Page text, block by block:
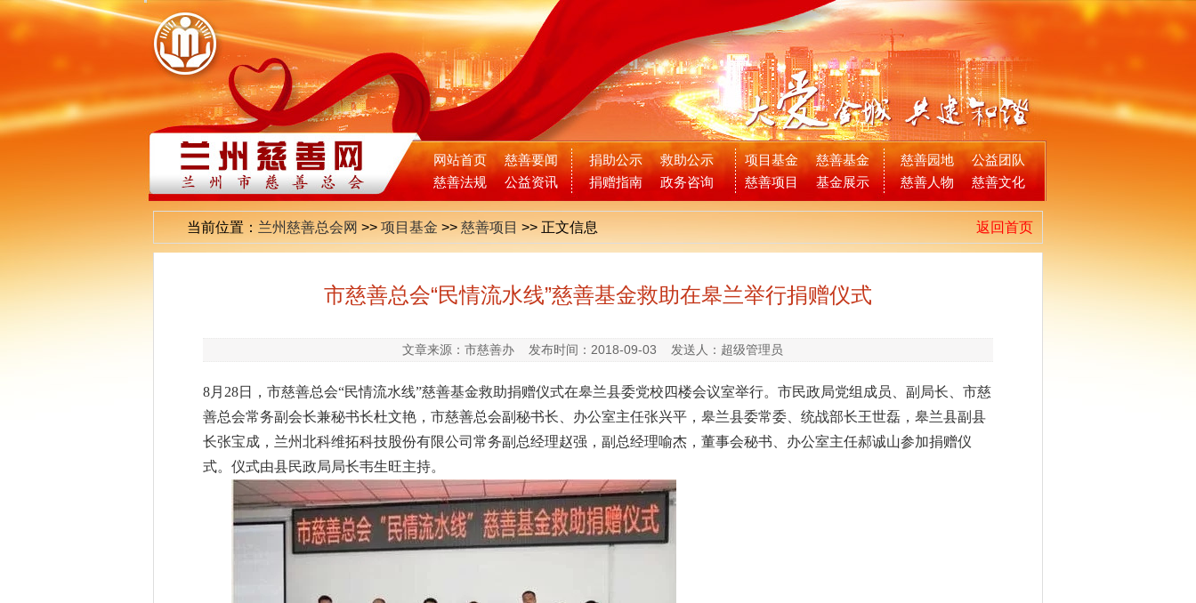
慈善园地
公益团队
慈善人物
慈善文化
项目基金
慈善基金
慈善项目
基金展示
捐助公示
救助公示
捐赠指南
政务咨询
网站首页
慈善要闻
慈善法规
公益资讯
当前位置： 兰州慈善总会网 >> 项目基金 >> 慈善项目 >> 正文信息 返回首页
市慈善总会“民情流水线”慈善基金救助在皋兰举行捐赠仪式
文章来源：市慈善办 发布时间：2018-09-03 发送人：超级管理员
8月 28日，市慈善总会“民情流水线”慈善基金救助捐赠仪式在皋兰县委党校四楼会议室举行。市民政局党组成员、副局长、市慈
善总会常务副会长兼秘书长杜文艳，市慈善总会副秘书长、办公室主任张兴平，皋兰县委常委、统战部长王世磊，皋兰县副县
长张宝成，兰州北科维拓科技股份有限公司常务副总经理赵强，副总经理喻杰，董事会秘书、办公室主任郝诚山参加捐赠仪
式。仪式由县民政局局长韦生旺主持。